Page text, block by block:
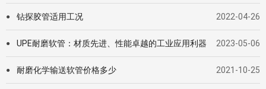
● 钻探胶管适用工况 2022-04-26
● UPE耐磨软管：材质先进、性能卓越的工业应用利器 2023-05-06
● 耐磨化学输送软管价格多少 2021-10-25